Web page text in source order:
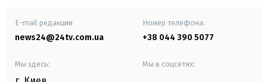
E-mail редакции
news24@24tv.com.ua
Номер телефона:
+38 044 390 5077
Мы здесь: Мы в соцсетях: